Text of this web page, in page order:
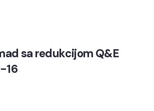
sa redukcijom Q&E
16